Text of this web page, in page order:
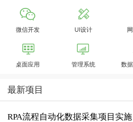
微信开发 UI设计
桌面应用 管理系统 数
最新项目
RPA流程自动化数据采集项目实施